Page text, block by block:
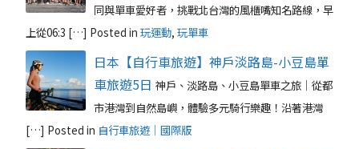
同與單車愛好者，挑戰北台灣的風櫃嘴知名路線，早
上從06:3 […] Posted in 玩運動, 玩單車
日本【自行車旅遊】神戶淡路島-小豆島單
車旅遊5日 神戶、淡路島、小豆島單車之旅｜從都
市港灣到自然島嶼，體驗多元騎行樂趣！沿著港灣
[…] Posted in 自行車旅遊｜國際版